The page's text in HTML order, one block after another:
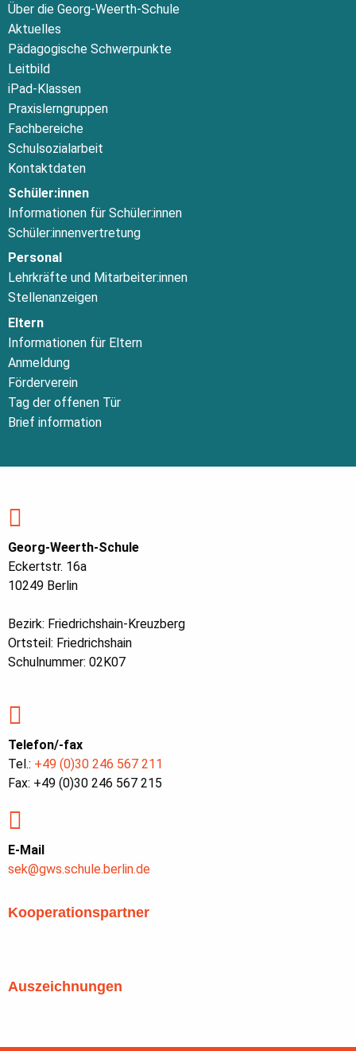
Über die Georg-Weerth-Schule
Aktuelles
Pädagogische Schwerpunkte
Leitbild
iPad-Klassen
Praxislerngruppen
Fachbereiche
Schulsozialarbeit
Kontaktdaten
Schüler:innen
Informationen für Schüler:innen
Schüler:innenvertretung
Personal
Lehrkräfte und Mitarbeiter:innen
Stellenanzeigen
Eltern
Informationen für Eltern
Anmeldung
Förderverein
Tag der offenen Tür
Brief information
Georg-Weerth-Schule
Eckertstr. 16a
10249 Berlin
Bezirk: Friedrichshain-Kreuzberg
Ortsteil: Friedrichshain
Schulnummer: 02K07
Telefon/-fax
Tel.: +49 (0)30 246 567 211
Fax: +49 (0)30 246 567 215
E-Mail
sek@gws.schule.berlin.de
Kooperationspartner
Auszeichnungen